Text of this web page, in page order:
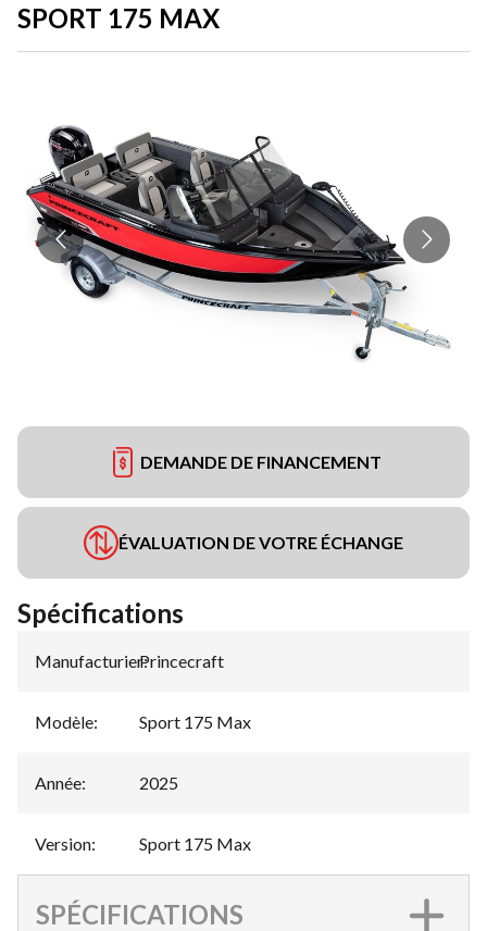
SPORT 175 MAX
DEMANDE DE FINANCEMENT
ÉVALUATION DE VOTRE ÉCHANGE
Spécifications
Manufacturier:
Princecraft
Modèle: Sport 175 Max
Année: 2025
Version: Sport 175 Max
SPÉCIFICATIONS